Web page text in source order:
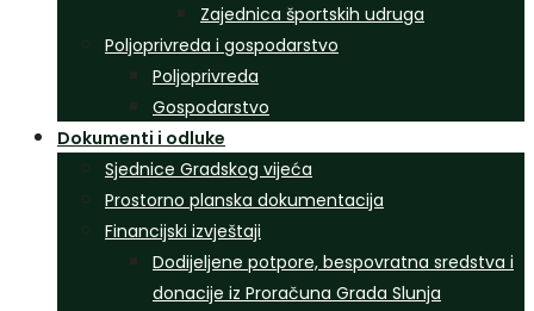
Zajednica športskih udruga
Poljoprivreda i gospodarstvo
Poljoprivreda
Gospodarstvo
Dokumenti i odluke
Sjednice Gradskog vijeća
Prostorno planska dokumentacija
Financijski izvještaji
Dodijeljene potpore, bespovratna sredstva i
donacije iz Proračuna Grada Slunja